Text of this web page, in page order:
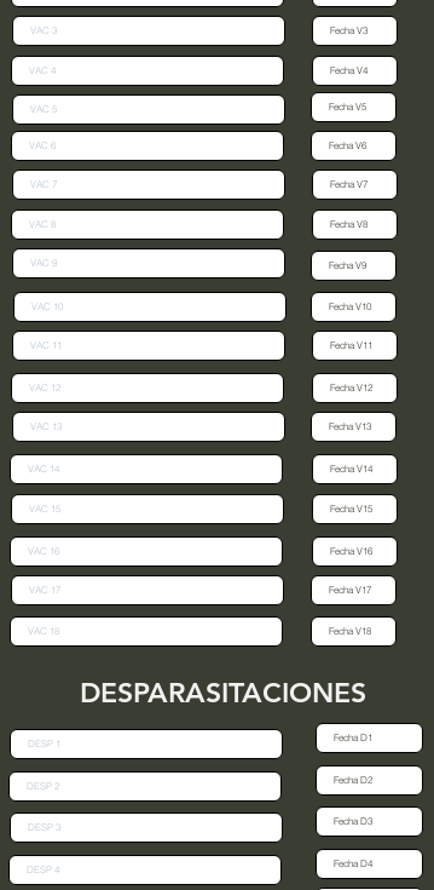
DESPARASITACIONES